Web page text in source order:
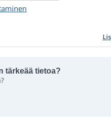
tärkeää tietoa?